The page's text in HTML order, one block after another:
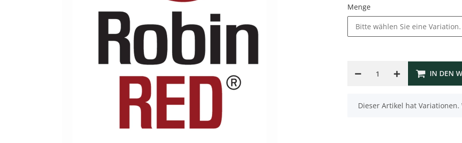
Menge
Bitte wählen Sie eine Variation.
IN DEN
x
Dieser Artikel hat